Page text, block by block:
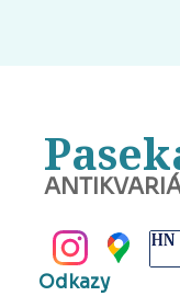
Odkazy